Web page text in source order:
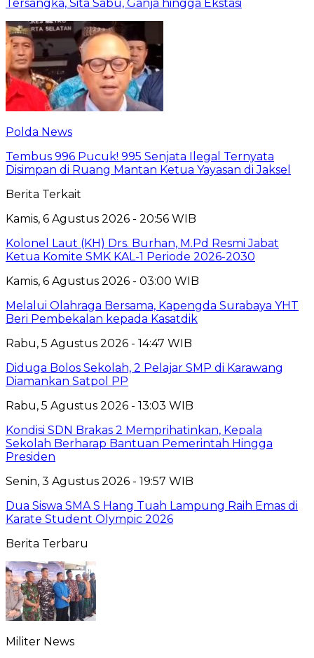
Tersangka, Sita Sabu, Ganja hingga Ekstasi
Polda News
Tembus 996 Pucuk! 995 Senjata Ilegal Ternyata
Disimpan di Ruang Mantan Ketua Yayasan di Jaksel
Berita Terkait
Kamis, 6 Agustus 2026 - 20:56 WIB
Kolonel Laut (KH) Drs. Burhan, M.Pd Resmi Jabat
Ketua Komite SMK KAL-1 Periode 2026-2030
Kamis, 6 Agustus 2026 - 03:00 WIB
Melalui Olahraga Bersama, Kapengda Surabaya YHT
Beri Pembekalan kepada Kasatdik
Rabu, 5 Agustus 2026 - 14:47 WIB
Diduga Bolos Sekolah, 2 Pelajar SMP di Karawang
Diamankan Satpol PP
Rabu, 5 Agustus 2026 - 13:03 WIB
Kondisi SDN Brakas 2 Memprihatinkan, Kepala
Sekolah Berharap Bantuan Pemerintah Hingga
Presiden
Senin, 3 Agustus 2026 - 19:57 WIB
Dua Siswa SMA S Hang Tuah Lampung Raih Emas di
Karate Student Olympic 2026
Berita Terbaru
Militer News